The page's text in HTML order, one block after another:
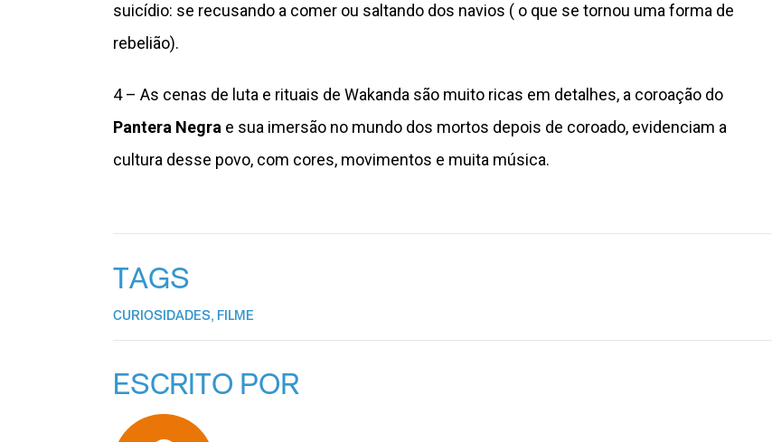
suicídio: se recusando a comer ou saltando dos navios ( o que se tornou uma forma de
rebelião).
4 – As cenas de luta e rituais de Wakanda são muito ricas em detalhes, a coroação do
Pantera Negra e sua imersão no mundo dos mortos depois de coroado, evidenciam a
cultura desse povo, com cores, movimentos e muita música.
TAGS
CURIOSIDADES, FILME
ESCRITO POR